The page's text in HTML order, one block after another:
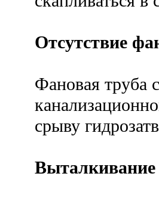
Отсутствие
Фановая труба
срыву
Выталкивание